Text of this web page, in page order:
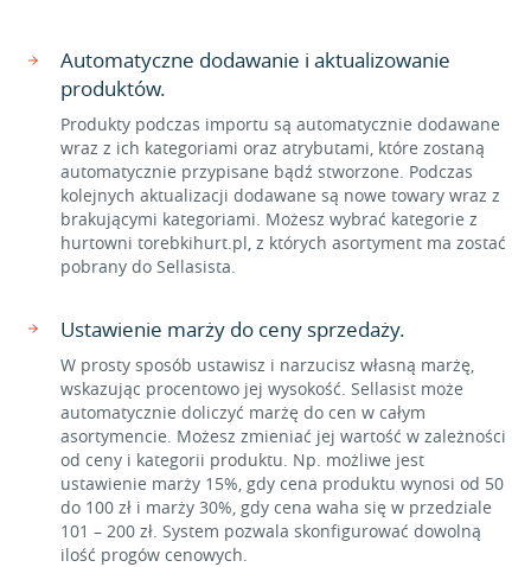
Automatyczne dodawanie i aktualizowanie
produktów.
Produkty podczas importu są automatycznie dodawane
wraz z ich kategoriami oraz atrybutami, które zostaną
automatycznie przypisane bądź stworzone. Podczas
kolejnych aktualizacji dodawane są nowe towary wraz z
brakującymi kategoriami. Możesz wybrać kategorie z
hurtowni torebkihurt.pl, z których asortyment ma zostać
pobrany do Sellasista.
Ustawienie marży do ceny sprzedaży.
W prosty sposób ustawisz i narzucisz własną marżę,
wskazując procentowo jej wysokość. Sellasist może
automatycznie doliczyć marżę do cen w całym
asortymencie. Możesz zmieniać jej wartość w zależności
od ceny i kategorii produktu. Np. możliwe jest
ustawienie marży 15%, gdy cena produktu wynosi od 50
do 100 zł i marży 30%, gdy cena waha się w przedziale
101 – 200 zł. System pozwala skonfigurować dowolną
ilość progów cenowych.